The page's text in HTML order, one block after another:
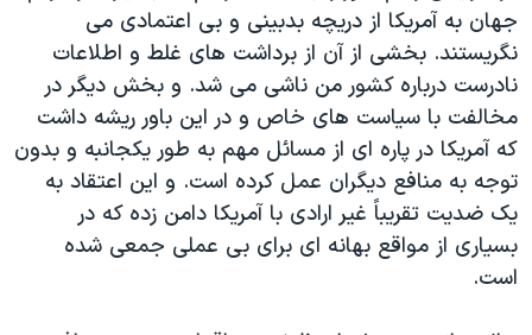
جهان به آمریکا از دریچه بدبینی و بی اعتمادی می
نگریستند. بخشی از آن از برداشت های غلط و اطلاعات
نادرست درباره کشور من ناشی می شد. و بخش دیگر در
مخالفت با سیاست های خاص و در این باور ریشه داشت
که آمریکا در پاره ای از مسائل مهم به طور یکجانبه و بدون
توجه به منافع دیگران عمل کرده است. و این اعتقاد به
یک ضدیت تقریباً غیر ارادی با آمریکا دامن زده که در
بسیاری از مواقع بهانه ای برای بی عملی جمعی شده
است.